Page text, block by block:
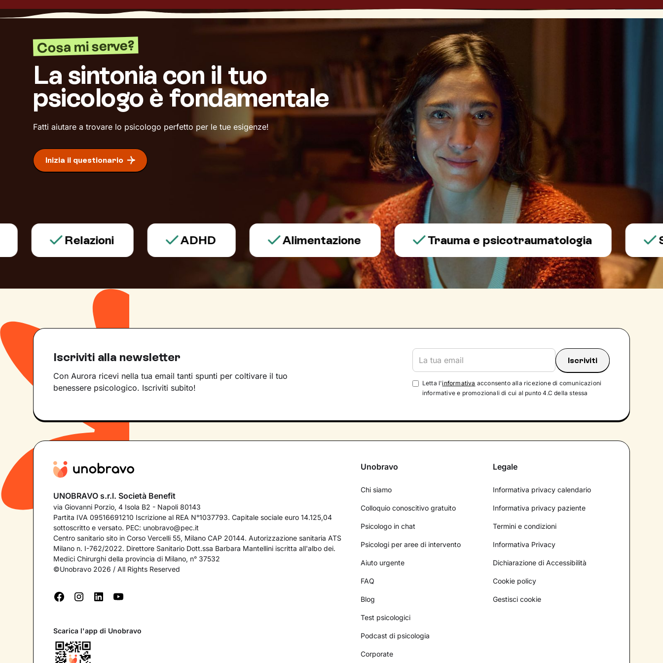
Cosa mi serve?
La sintonia con il tuo
psicologo è fondamentale
Fatti aiutare a trovare lo psicologo perfetto per le tue esigenze!
Inizia il questionario
Relazioni ADHD Alimentazione Trauma e psicotraumatologia
Iscriviti alla newsletter
Con Aurora ricevi nella tua email tanti spunti per coltivare il tuo
benessere psicologico. Iscriviti subito!
Letta l'informativa acconsento alla ricezione di comunicazioni
informative e promozionali di cui al punto 4.C della stessa
UNOBRAVO s.r.l. Società Benefit
via Giovanni Porzio, 4 Isola B2 - Napoli 80143
Partita IVA 09516691210 Iscrizione al REA N°1037793. Capitale sociale euro 14.125,04
sottoscritto e versato. PEC: unobravo@pec.it
Centro sanitario sito in Corso Vercelli 55, Milano CAP 20144. Autorizzazione sanitaria ATS
Milano n. I-762/2022. Direttore Sanitario Dott.ssa Barbara Mantellini iscritta all'albo dei.
Medici Chirurghi della provincia di Milano, n° 37532
©Unobravo 2026 / All Rights Reserved
Scarica l'app di Unobravo
Unobravo
Chi siamo
Colloquio conoscitivo gratuito
Psicologo in chat
Psicologi per aree di intervento
Aiuto urgente
FAQ
Blog
Test psicologici
Podcast di psicologia
Corporate
Legale
Informativa privacy calendario
Informativa privacy paziente
Termini e condizioni
Informativa Privacy
Dichiarazione di Accessibilità
Cookie policy
Gestisci cookie